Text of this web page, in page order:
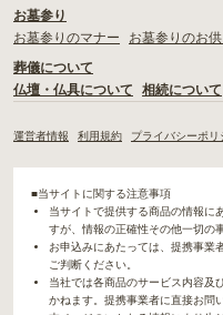
お墓参り
お墓参りのマナー
お墓参りのお供
葬儀について
仏壇・仏具について
相続について
運営者情報 利用規約 プライバシーポリ
■当サイトに関する注意事項
当サイトで提供する商品の情報に
すが、情報の正確性その他一切の
お申込みにあたっては、提携事業
ご判断ください。
当社では各商品のサービス内容及
かねます。提携事業者に直接お問